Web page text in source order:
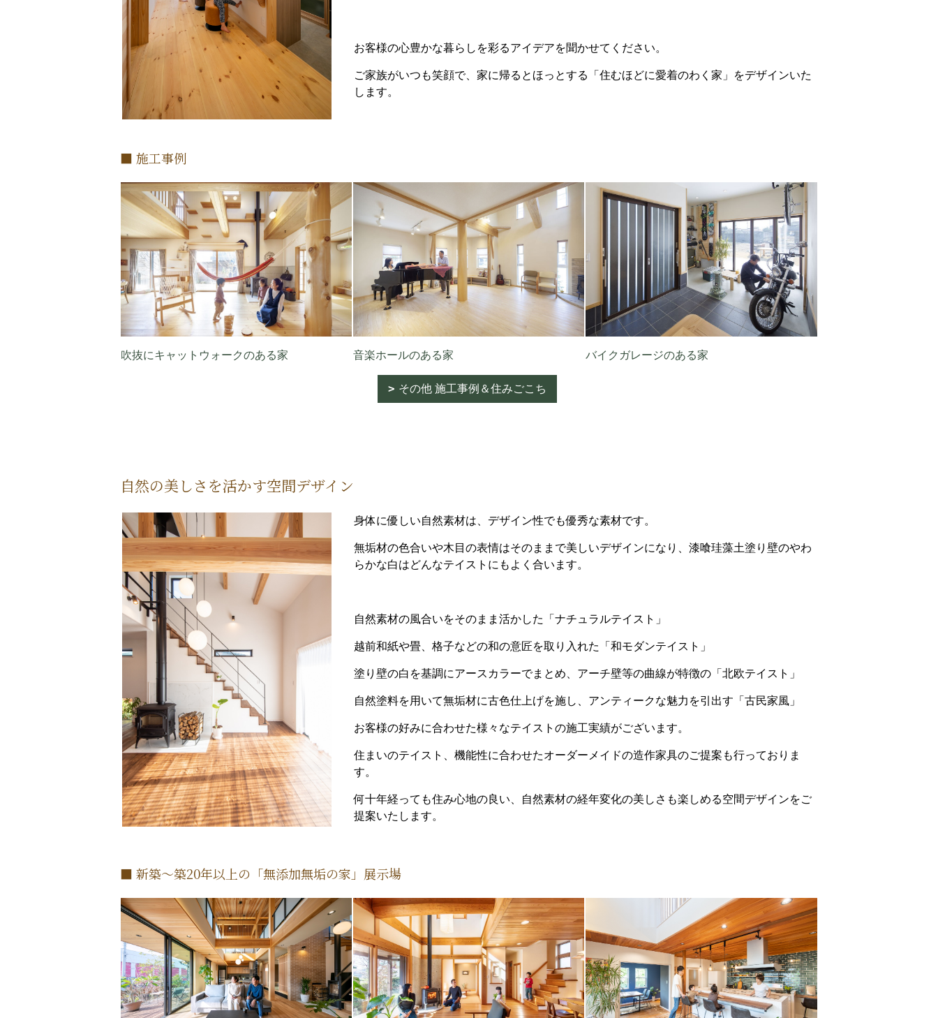
お客様の心豊かな暮らしを彩るアイデアを聞かせてください。
ご家族がいつも笑顔で、家に帰るとほっとする「住むほどに愛着のわく家」をデザインいた
します。
■ 施工事例
吹抜にキャットウォークのある家 音楽ホールのある家 バイクガレージのある家
その他 施工事例＆住みごこち
自然の美しさを活かす空間デザイン
身体に優しい自然素材は、デザイン性でも優秀な素材です。
無垢材の色合いや木目の表情はそのままで美しいデザインになり、漆喰珪藻土塗り壁のやわ
らかな白はどんなテイストにもよく合います。
自然素材の風合いをそのまま活かした「ナチュラルテイスト」
越前和紙や畳、格子などの和の意匠を取り入れた「和モダンテイスト」
塗り壁の白を基調にアースカラーでまとめ、アーチ壁等の曲線が特徴の「北欧テイスト」
自然塗料を用いて無垢材に古色仕上げを施し、アンティークな魅力を引出す「古民家風」
お客様の好みに合わせた様々なテイストの施工実績がございます。
住まいのテイスト、機能性に合わせたオーダーメイドの造作家具のご提案も行っておりま
す。
何十年経っても住み心地の良い、自然素材の経年変化の美しさも楽しめる空間デザインをご
提案いたします。
■ 新築～築20年以上の「無添加無垢の家」展示場